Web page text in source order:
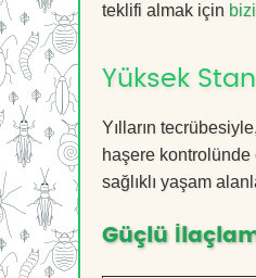
teklifi almak için
Yüksek
Yılların
haşere kontrolünde
sağlıklı yaşam
Güçlü